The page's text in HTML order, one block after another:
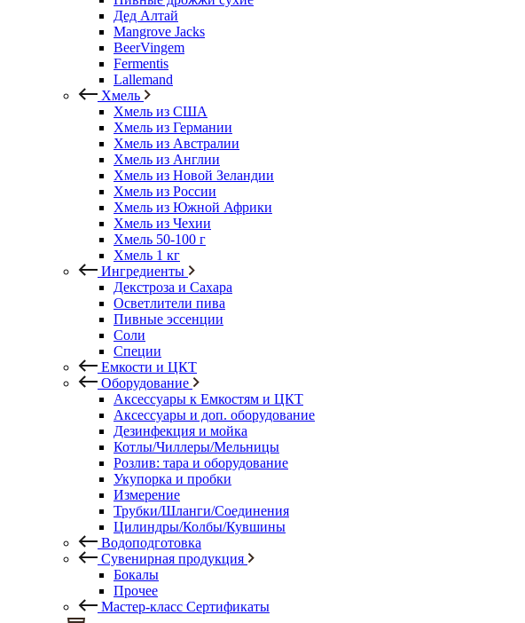
Дед Алтай
Mangrove Jacks
BeerVingem
Fermentis
Lallemand
Хмель
Хмель из США
Хмель из Германии
Хмель из Австралии
Хмель из Англии
Хмель из Новой Зеландии
Хмель из России
Хмель из Южной Африки
Хмель из Чехии
Хмель 50-100 г
Хмель 1 кг
Ингредиенты
Декстроза и Сахара
Осветлители пива
Пивные эссенции
Соли
Специи
Емкости и ЦКТ
Оборудование
Аксессуары к Емкостям и ЦКТ
Аксессуары и доп. оборудование
Дезинфекция и мойка
Котлы/Чиллеры/Мельницы
Розлив: тара и оборудование
Укупорка и пробки
Измерение
Трубки/Шланги/Соединения
Цилиндры/Колбы/Кувшины
Водоподготовка
Сувенирная продукция
Бокалы
Прочее
Мастер-класс Сертификаты